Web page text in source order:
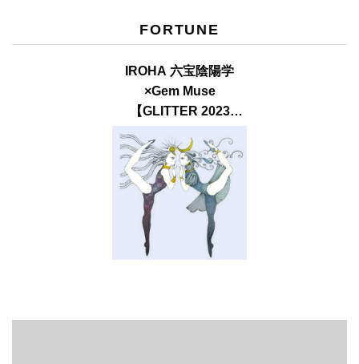
FORTUNE
IROHA 六宝陰陽学
×Gem Muse
【GLITTER 2023
SUMMER issue】